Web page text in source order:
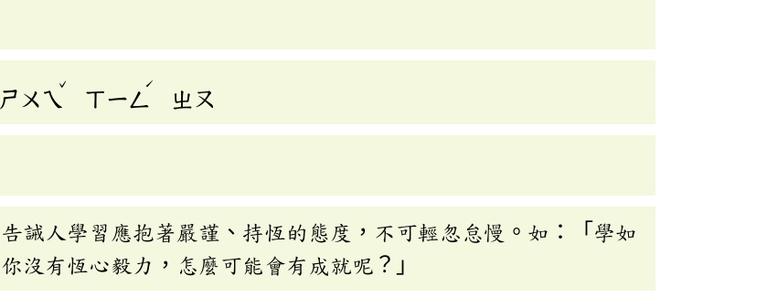
ㄕㄨㄟ
ˇ
ㄒㄧㄥ
ˊ
ㄓㄡ
誡人學習應抱著嚴謹、持恆的態度，不可輕忽怠慢。如：「學如
沒有恆心毅力，怎麼可能會有成就呢？」